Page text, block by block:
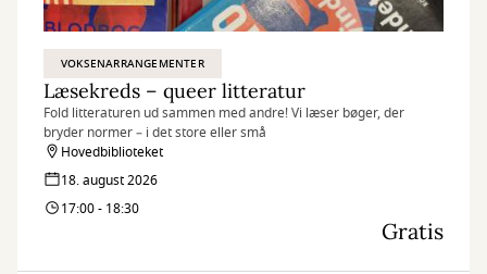
VOKSENARRANGEMENTER
Læsekreds – queer litteratur
Fold litteraturen ud sammen med andre! Vi læser bøger, der
bryder normer – i det store eller små
Hovedbiblioteket
18. august 2026
17:00 - 18:30
Gratis